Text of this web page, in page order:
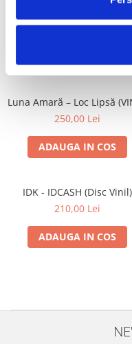
150,00 Lei
Luna Amară – Loc Lipsă
250,00 Lei
ADAUGA IN COS
IDK - IDCASH (Disc Vinil)
210,00 Lei
ADAUGA IN COS